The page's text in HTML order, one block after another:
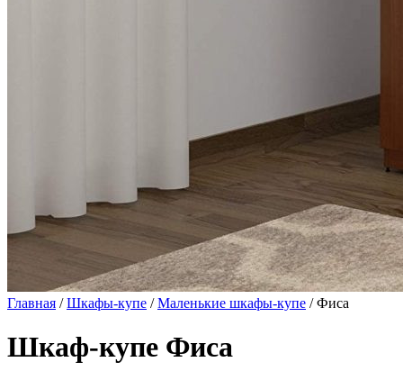
Главная /Шкафы-купе /Маленькие шкафы-купе / Фиса
Шкаф-купе Фиса